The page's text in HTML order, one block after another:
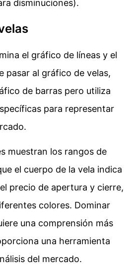
disminuciones).
el gráfico de líneas y el
pasar al gráfico de velas,
de barras pero utiliza
para representar
muestran los rangos de
el cuerpo de la vela indica
precio de apertura y cierre,
colores. Dominar
una comprensión más
una herramienta
del mercado.